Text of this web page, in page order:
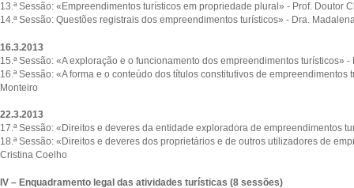
13.ª Sessão: «Empreendimentos turísticos em propriedade plural» - Prof. Doutor
14.ª Sessão: Questões registrais dos empreendimentos turísticos» - Dra.
16.3.2013
15.ª Sessão: «A exploração e o funcionamento dos empreendimentos turísticos»
16.ª Sessão: «A forma e o conteúdo dos títulos constitutivos de empreendimentos
Monteiro
22.3.2013
17.ª Sessão: «Direitos e deveres da entidade exploradora de empreendimentos
18.ª Sessão: «Direitos e deveres dos proprietários e de outros utilizadores de
Cristina Coelho
IV – Enquadramento legal das atividades turísticas (8 sessões)